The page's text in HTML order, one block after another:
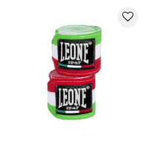
favorite_border